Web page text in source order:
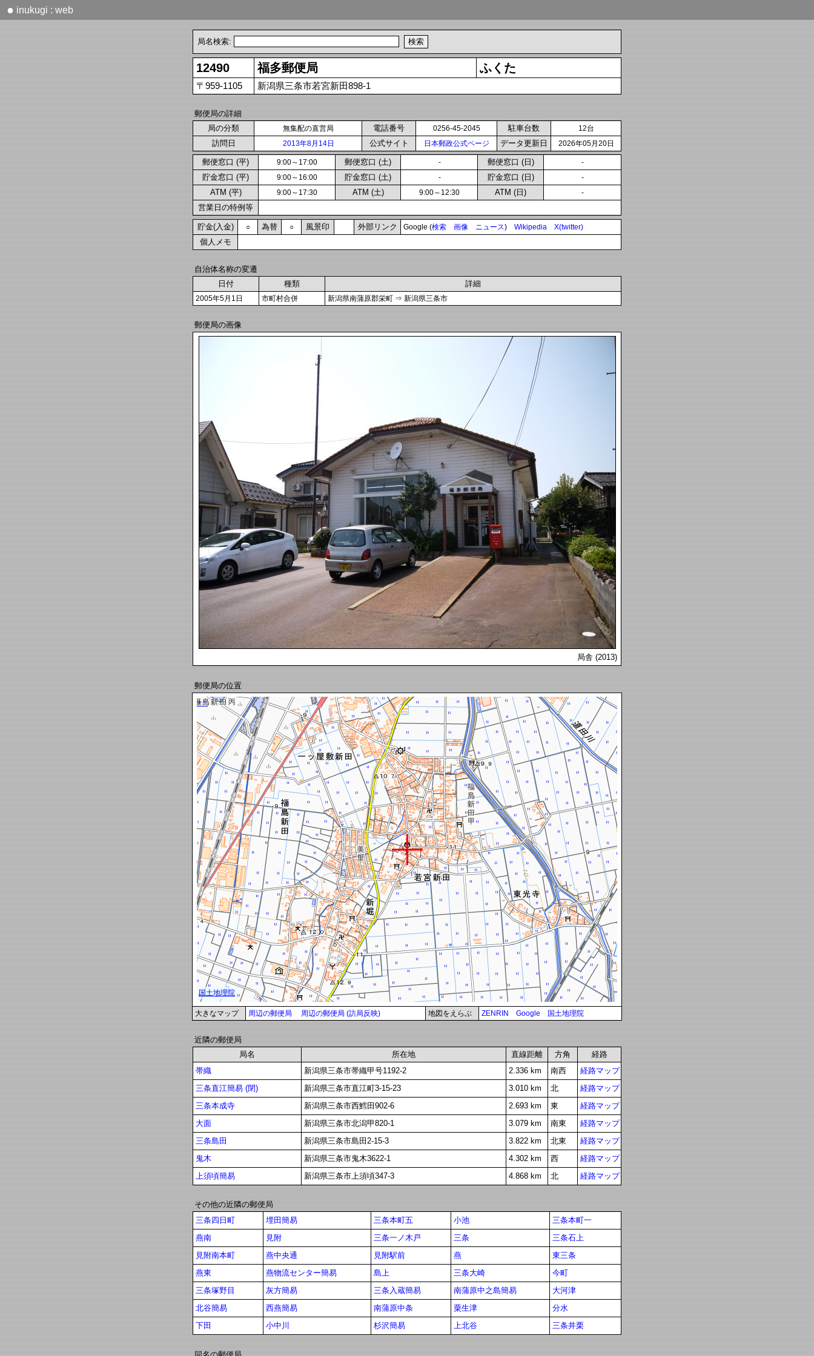
● inukugi : web
局名検索:
12490 福多郵便局 ふくた
〒959-1105 新潟県三条市若宮新田898-1
郵便局の詳細
局の分類
無集配の直営局 電話番号 0256-45-2045 駐車台数 12台
訪問日 2013年8月14日 公式サイト 日本郵政公式ページ データ更新日 2026年05月20日
郵便窓口 (平) 9:00～17:00 郵便窓口 (土) - 郵便窓口 (日) -
貯金窓口 (平) 9:00～16:00 貯金窓口 (土) - 貯金窓口 (日) -
ATM (平) 9:00～17:30 ATM (土) 9:00～12:30 ATM (日) -
営業日の特例等
貯金(入金) ○ 為替 ○ 風景印 外部リンク Google (検索 画像 ニュース) Wikipedia X(twitter)
個人メモ
自治体名称の変遷
日付
種類 詳細
2005年5月1日 市町村合併 新潟県南蒲原郡栄町 ⇒ 新潟県三条市
郵便局の画像
局舎 (2013)
郵便局の位置
大きなマップ 周辺の郵便局 周辺の郵便局 (訪局反映) 地図をえらぶ ZENRIN Google 国土地理院
近隣の郵便局
局名
所在地 直線距離 方角
経路
帯織
新潟県三条市帯織甲号1192-2 2.336 km 南西
経路マップ
三条直江簡易 (閉)
新潟県三条市直江町3-15-23 3.010 km 北
経路マップ
三条本成寺
新潟県三条市西鱈田902-6 2.693 km 東
経路マップ
大面
新潟県三条市北潟甲820-1 3.079 km 南東
経路マップ
三条島田
新潟県三条市島田2-15-3 3.822 km 北東
経路マップ
鬼木
新潟県三条市鬼木3622-1 4.302 km 西
経路マップ
上須頃簡易
新潟県三条市上須頃347-3 4.868 km 北 経路マップ
その他の近隣の郵便局
三条四日町
埋田簡易 三条本町五 小池
三条本町一
燕南
見附 三条一ノ木戸 三条
三条石上
見附南本町
燕中央通 見附駅前 燕
東三条
燕東
燕物流センター簡易 島上 三条大崎
今町
三条塚野目
灰方簡易 三条入蔵簡易 南蒲原中之島簡易
大河津
北谷簡易
西燕簡易 南蒲原中条 粟生津
分水
下田
小中川 杉沢簡易 上北谷 三条井栗